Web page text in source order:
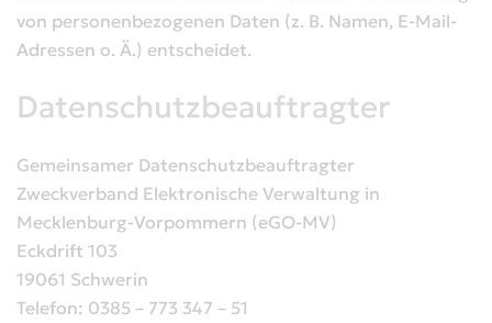
von personenbezogenen Daten (z. B. Namen, E-Mail-
Adressen o. Ä.) entscheidet.
Datenschutzbeauftragter
Gemeinsamer Datenschutzbeauftragter
Zweckverband Elektronische Verwaltung in
Mecklenburg-Vorpommern (eGO-MV)
Eckdrift 103
19061 Schwerin
Telefon: 0385 – 773 347 – 51